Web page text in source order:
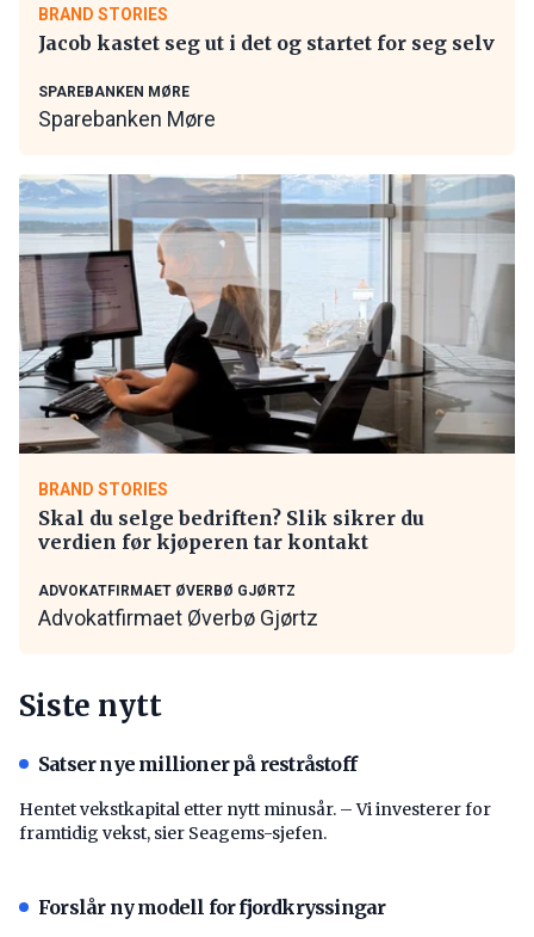
BRAND STORIES
Jacob kastet seg ut i det og startet for seg selv
SPAREBANKEN MØRE
Sparebanken Møre
BRAND STORIES
Skal du selge bedriften? Slik sikrer du
verdien før kjøperen tar kontakt
ADVOKATFIRMAET ØVERBØ GJØRTZ
Advokatfirmaet Øverbø Gjørtz
Siste nytt
Satser nye millioner på restråstoff
Hentet vekstkapital etter nytt minusår. – Vi investerer for
framtidig vekst, sier Seagems-sjefen.
Forslår ny modell for fjordkryssingar